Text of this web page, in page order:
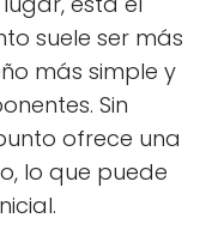
suele ser más
más simple y
Sin
ofrece una
lo que puede